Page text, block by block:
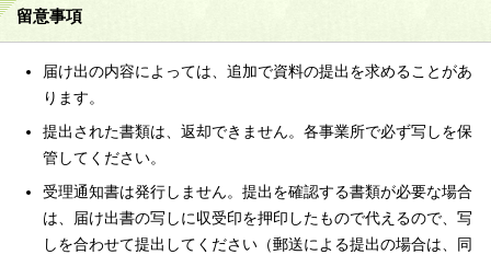
留意事項
届け出の内容によっては、追加で資料の提出を求めることがあ
ります。
提出された書類は、返却できません。各事業所で必ず写しを保
管してください。
受理通知書は発行しません。提出を確認する書類が必要な場合
は、届け出書の写しに収受印を押印したもので代えるので、写
しを合わせて提出してください（郵送による提出の場合は、同